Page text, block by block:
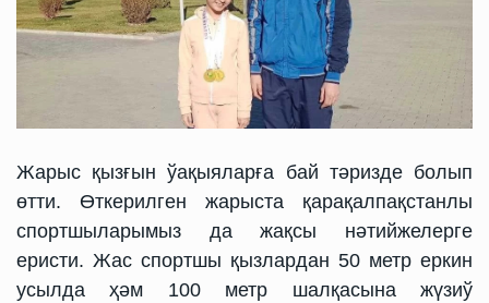
Жарыс қызғын ўақыяларға бай тәризде болып
өтти. Өткерилген жарыста қарақалпақстанлы
спортшыларымыз да жақсы нәтийжелерге
еристи. Жас спортшы қызлардан 50 метр еркин
усылда ҳәм 100 метр шалқасына жүзиў